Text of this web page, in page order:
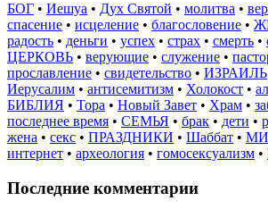
БОГ • Иешуа • Дух Святой • молитва •
спасение • исцеление • благословение •
радость • деньги • успех • страх • смерть •
ЦЕРКОВЬ • верующие • служение •
прославление • свидетельство • ИЗРАИЛЬ
Иерусалим • антисемитизм • Холокост •
БИБЛИЯ • Тора • Новый Завет • Храм •
последнее время • СЕМЬЯ • брак • дети •
жена • секс • ПРАЗДНИКИ • Шаббат •
интернет • археология • гомосексуализм •
Последние комментарии